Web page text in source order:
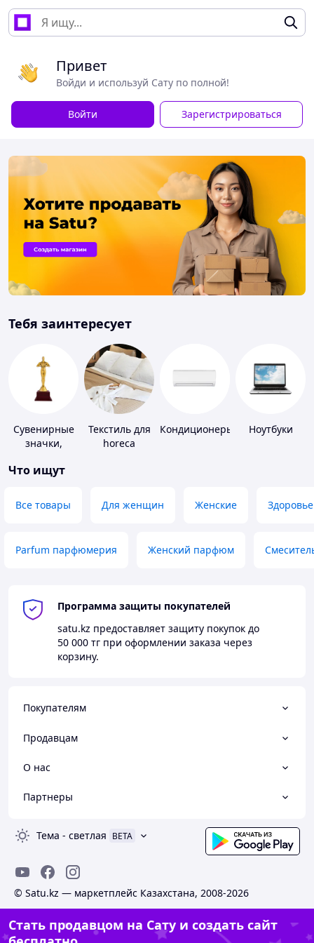
Привет
Войди и используй Сату по полной!
Войти Зарегистрироваться
Тебя заинтересует
Сувенирные
значки,
Текстиль для
horeca
Кондиционеры Ноутбуки
Что ищут
Все товары Для женщин Женские Здоровье
Parfum парфюмерия Женский парфюм
Программа защиты покупателей
satu.kz предоставляет защиту покупок до
50 000 тг при оформлении заказа через
корзину.
Покупателям
Продавцам
О нас
Партнеры
Тема - светлая BETA
© Satu.kz — маркетплейс Казахстана, 2008-2026
Стать продавцом на Сату и создать сайт